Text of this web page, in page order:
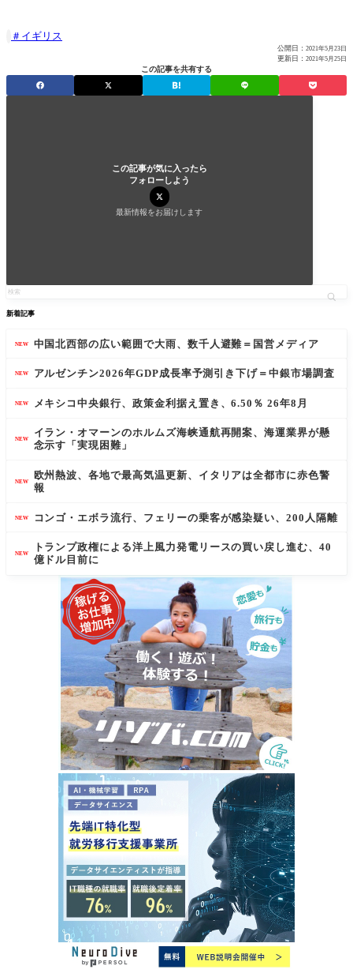
イギリス
公開日： 2021年5月23日
更新日： 2021年5月25日
この記事を共有する
この記事が気に入ったら
フォローしよう
最新情報をお届けします
新着記事
NEW 中国北西部の広い範囲で大雨、数千人避難＝国営メディア
NEW アルゼンチン2026年GDP成長率予測引き下げ＝中銀市場調査
NEW メキシコ中央銀行、政策金利据え置き、6.50％ 26年8月
NEW
イラン・オマーンのホルムズ海峡通航再開案、海運業界が懸
念示す「実現困難」
NEW
欧州熱波、各地で最高気温更新、イタリアは全都市に赤色警
報
NEW コンゴ・エボラ流行、フェリーの乗客が感染疑い、200人隔離
NEW
トランプ政権による洋上風力発電リースの買い戻し進む、40
億ドル目前に